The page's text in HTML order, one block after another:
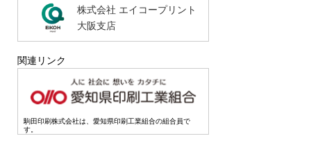
株式会社 エイコープリント
大阪支店
関連リンク
駒田印刷株式会社は、愛知県印刷工業組合の組合員で
す。